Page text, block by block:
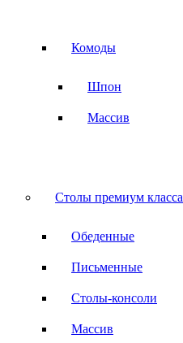
Комоды
Шпон
Массив
Столы премиум класса
Обеденные
Письменные
Столы-консоли
Массив